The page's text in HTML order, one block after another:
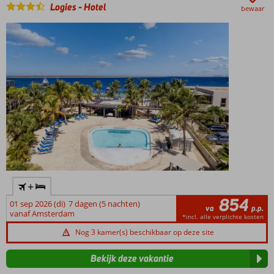
Halfpension
mogelijk
Ruime
familiekamers
Logies-Hotel bewaar
+
01 sep 2026 (di) 7 dagen (5 nachten)
vanaf Amsterdam
va 854 p.p.
*incl. alle verplichte kosten
Nog 3 kamer(s) beschikbaar op deze site
Bekijk deze vakantie